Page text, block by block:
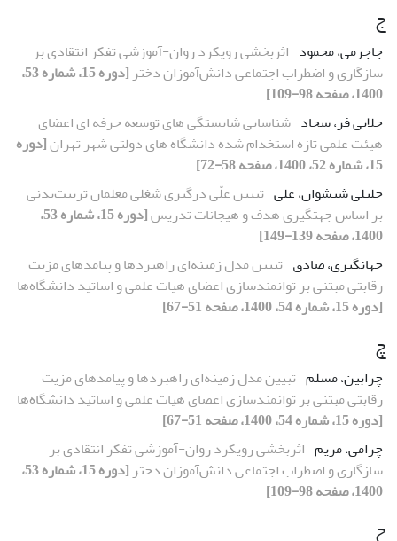
ج
جاجرمی، محمود اثربخشی رویکرد روان-آموزشی تفکر انتقادی بر
سازگاری و اضطراب اجتماعی دانش‌آموزان دختر
[دوره 15، شماره 53،
1400، صفحه 98-109]
جلایی فر، سجاد شناسایی شایستگی های توسعه حرفه ای اعضای
هیئت علمی تازه استخدام شده دانشگاه های دولتی شهر تهران[دوره
15، شماره 52، 1400، صفحه 58-72]
جلیلی شیشوان، علی تبیین علّی درگیری شغلی معلمان تربیت‌بدنی
بر اساس جهت‏گیری هدف و هیجانات تدریس
[دوره 15، شماره 53،
1400، صفحه 139-149]
جهانگیری، صادق تبیین مدل زمینه‌ای راهبردها و پیامدهای مزیت
رقابتی مبتنی بر توانمندسازی اعضای هیات علمی و اساتید دانشگاه‌ها
[دوره 15، شماره 54، 1400، صفحه 51-67]
چ
چرابین، مسلم تبیین مدل زمینه‌ای راهبردها و پیامدهای مزیت
رقابتی مبتنی بر توانمندسازی اعضای هیات علمی و اساتید دانشگاه‌ها
[دوره 15، شماره 54، 1400، صفحه 51-67]
چرامی، مریم اثربخشی رویکرد روان-آموزشی تفکر انتقادی بر
سازگاری و اضطراب اجتماعی دانش‌آموزان دختر
[دوره 15، شماره 53،
1400، صفحه 98-109]
ح